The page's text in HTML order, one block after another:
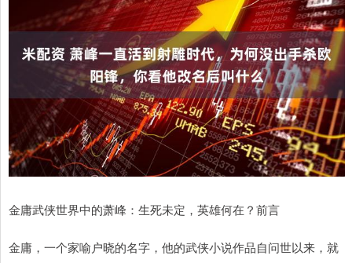
金庸武侠世界中的萧峰：生死未定，英雄何在？前言
金庸，一个家喻户晓的名字，他的武侠小说作品自问世以来，就